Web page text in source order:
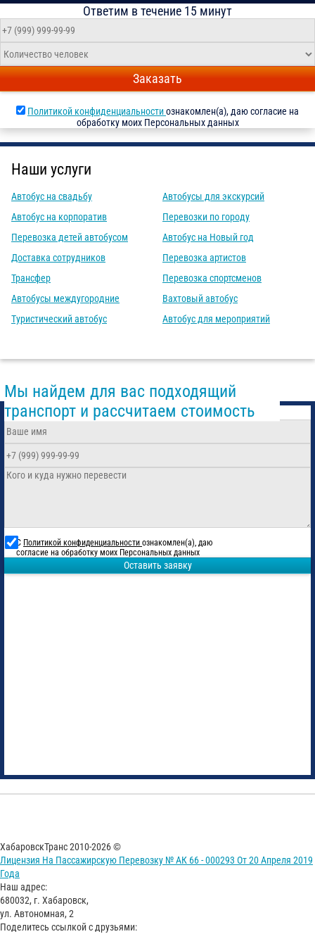
Ответим в течение 15 минут
Заказать
Политикой конфиденциальностиознакомлен(а), даю согласие на
обработку моих Персональных данных
Наши услуги
Автобус на свадьбу
Автобус на корпоратив
Перевозка детей автобусом
Доставка сотрудников
Трансфер
Автобусы междугородние
Туристический автобус
Автобусы для экскурсий
Перевозки по городу
Автобус на Новый год
Перевозка артистов
Перевозка спортсменов
Вахтовый автобус
Автобус для мероприятий
Мы найдем для вас подходящий
транспорт и рассчитаем стоимость
С Политикой конфиденциальности ознакомлен(а), даю
согласие на обработку моих Персональных данных
Оставить заявку
ХабаровскТранс 2010-2026 ©
Лицензия На Пассажирскую Перевозку № АК 66 - 000293 От 20 Апреля 2019
Года
Наш адрес:
680032, г. Хабаровск,
ул. Автономная, 2
Поделитесь ссылкой с друзьями: